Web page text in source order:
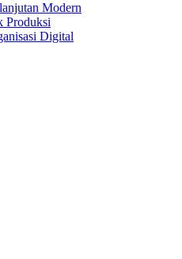
Modern
Produksi
Digital